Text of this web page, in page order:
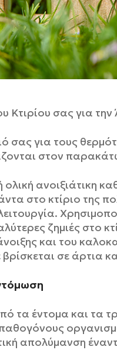
Κτιρίου σας για την
σας για τους
στον
ανοιξιάτικη
στο κτίριο της
ζημιές στο
και του
βρίσκεται σε άρτια
τα έντομα και τα
απολύμανση